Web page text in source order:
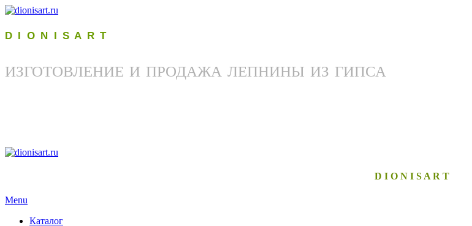
D I O N I S A R T
ИЗГОТОВЛЕНИЕ И ПРОДАЖА ЛЕПНИНЫ ИЗ ГИПСА
D I O N I S A R T
Menu
Каталог